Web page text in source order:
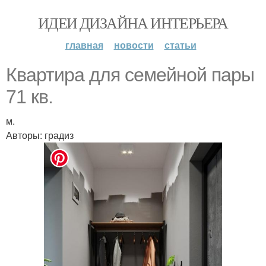
ИДЕИ ДИЗАЙНА ИНТЕРЬЕРА
главная новости статьи
Квартира для семейной пары
71 кв.
м.
Авторы: градиз